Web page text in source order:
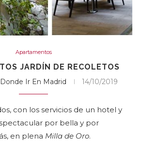
Apartamentos
JARDÍN DE RECOLETOS
Ir En Madrid 14/10/2019
con los servicios de un hotel y
por bella y por
en plena Milla de Oro.